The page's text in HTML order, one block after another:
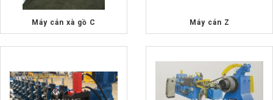
Máy cán xà gồ C Máy cán Z